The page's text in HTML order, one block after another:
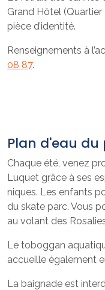
Grand Hôtel
pièce d’identité.
Renseignements à
08 87.
Plan d'eau du
Chaque été, venez
Luquet grâce à ses
niques. Les enfants
du skate parc. Vous
au volant des
Le toboggan
accueille également
La baignade est